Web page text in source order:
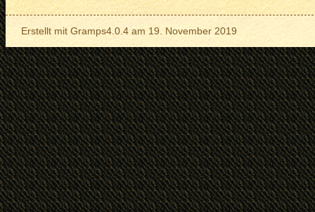
Erstellt mit Gramps4.0.4 am 19. November 2019